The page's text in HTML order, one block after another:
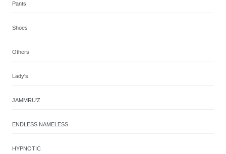
Pants
Shoes
Others
Lady's
JAMMRU'Z
ENDLESS NAMELESS
HYPNOTIC